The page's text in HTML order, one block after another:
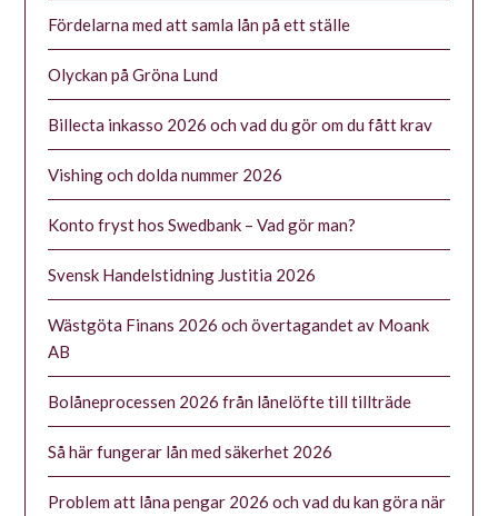
Fördelarna med att samla lån på ett ställe
Olyckan på Gröna Lund
Billecta inkasso 2026 och vad du gör om du fått krav
Vishing och dolda nummer 2026
Konto fryst hos Swedbank – Vad gör man?
Svensk Handelstidning Justitia 2026
Wästgöta Finans 2026 och övertagandet av Moank
AB
Bolåneprocessen 2026 från lånelöfte till tillträde
Så här fungerar lån med säkerhet 2026
Problem att låna pengar 2026 och vad du kan göra när